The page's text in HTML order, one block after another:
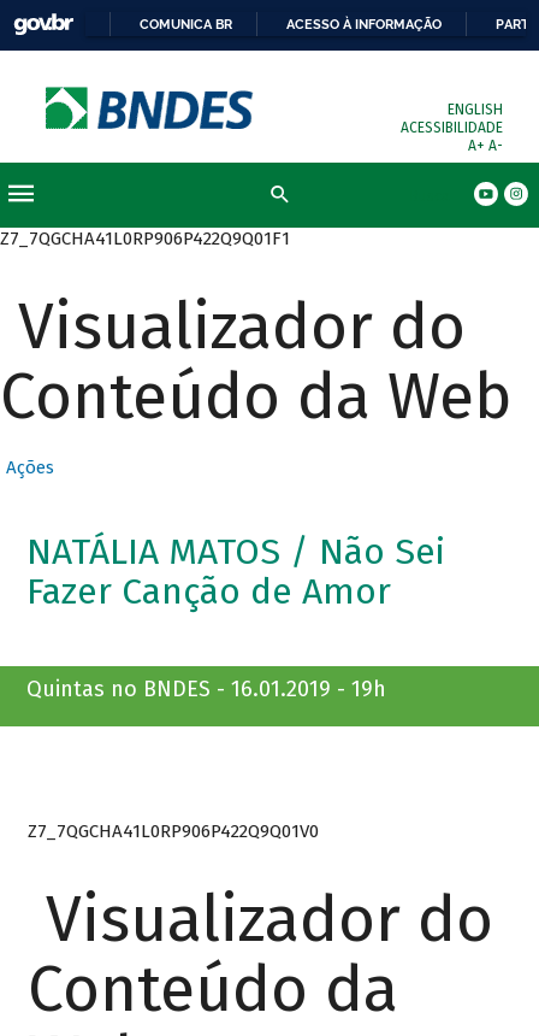
COMUNICA BR ACESSO À INFORMAÇÃO
ENGLISH
ACESSIBILIDADE
A+ A-
Z7_7QGCHA41L0RP906P422Q9Q01F1
Visualizador do
Conteúdo da Web
Ações
NATÁLIA MATOS / Não Sei
Fazer Canção de Amor
Quintas no BNDES - 16.01.2019 - 19h
Z7_7QGCHA41L0RP906P422Q9Q01V0
Visualizador do
Conteúdo da